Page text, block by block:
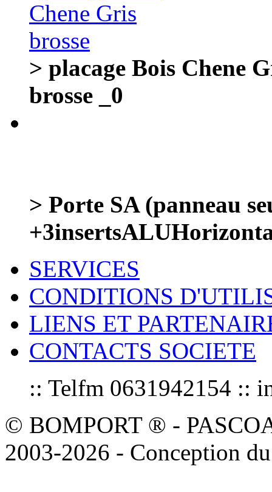
> placage Bois Chene
brosse _0
> Porte SA (panneau
SERVICES
CONDITIONS
LIENS ET
CONTACTS SOCIETE
:: Telfm 0631942154 ::
© BOMPORT ® -
2003-2026 - Conception